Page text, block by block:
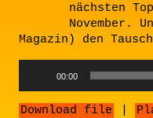
nächsten
November.
Magazin) den
00:00
Download file